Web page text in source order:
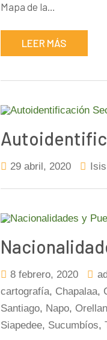
Mapa de la…
LEER MÁS
29 abril, 2020
8 febrero, 2020
cartografía, Chapalaa,
Santiago, Napo,
Siapedee, Sucumbíos,